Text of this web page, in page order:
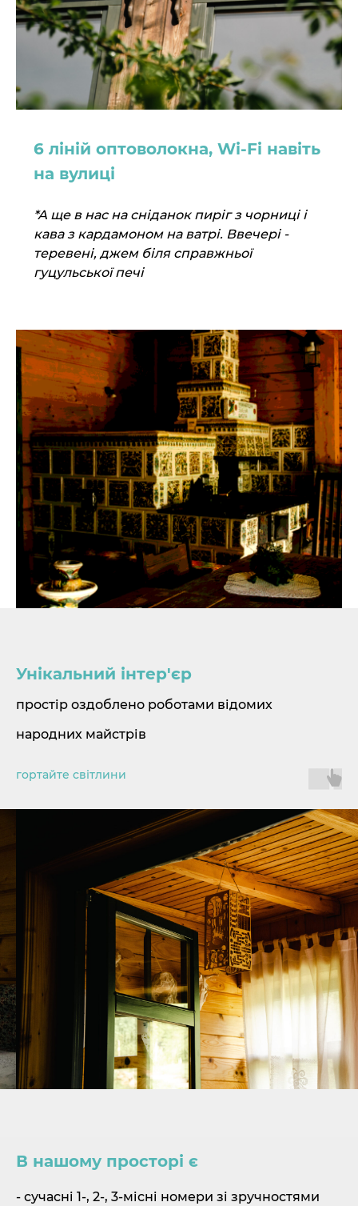
6 ліній оптоволокна, Wi-Fi навіть
на вулиці
*А ще в нас на сніданок пиріг з чорниці і
кава з кардамоном на ватрі. Ввечері -
теревені, джем біля справжньої
гуцульської печі
Унікальний інтер'єр
простір оздоблено роботами відомих
народних майстрів
гортайте світлини
В нашому просторі є
- сучасні 1-, 2-, 3-місні номери зі зручностями